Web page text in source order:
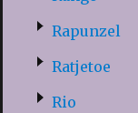
Rapunzel
Ratjetoe
Rio